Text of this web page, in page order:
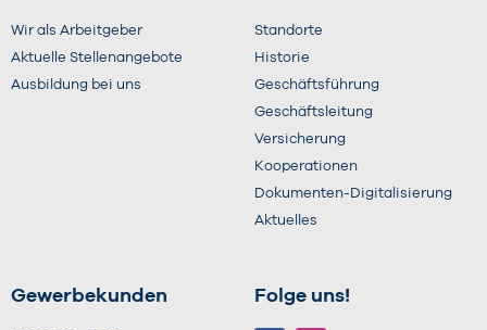
Wir als Arbeitgeber
Aktuelle Stellenangebote
Ausbildung bei uns
Standorte
Historie
Geschäftsführung
Geschäftsleitung
Versicherung
Kooperationen
Dokumenten-Digitalisierung
Aktuelles
Gewerbekunden Folge uns!